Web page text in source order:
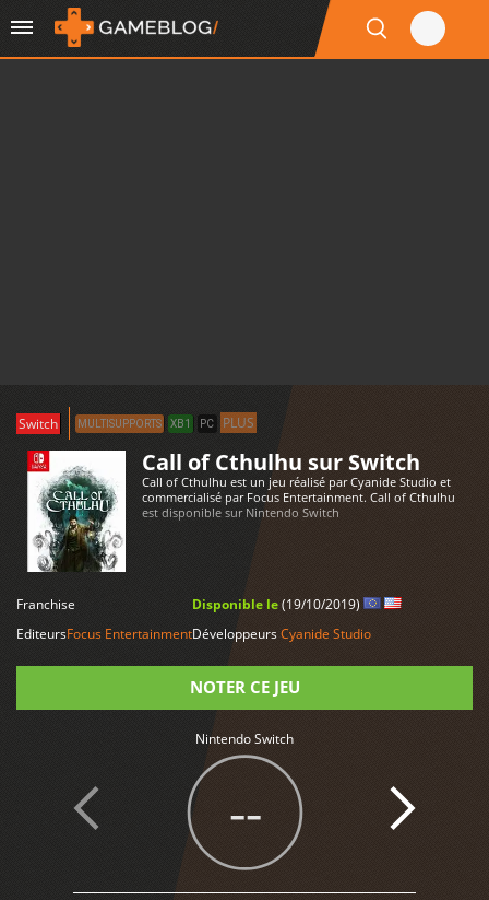
Switch MULTISUPPORTS XB1 PC PLUS
Call of Cthulhu sur Switch
Call of Cthulhu est un jeu réalisé par Cyanide Studio et
commercialisé par Focus Entertainment. Call of Cthulhu
est disponible sur Nintendo Switch
Franchise
EditeursFocus Entertainment
Disponible le(19/10/2019)
DéveloppeursCyanide Studio
NOTER CE JEU
Nintendo Switch
--